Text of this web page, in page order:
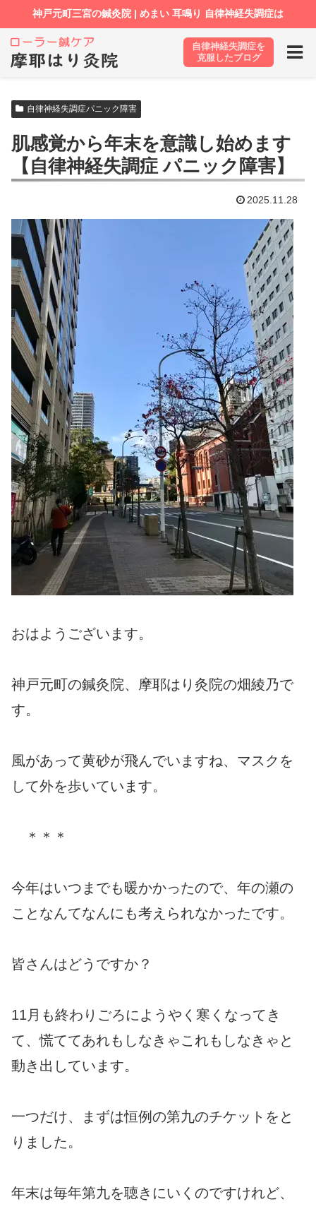
ホーム ブログ 自律神経失調症パニック障害
自律神経失調症パニック障害
肌感覚から年末を意識し始めます
【自律神経失調症 パニック障害】
2025.11.28
おはようございます。
神戸元町の鍼灸院、摩耶はり灸院の畑綾乃で
す。
風があって黄砂が飛んでいますね、マスクを
して外を歩いています。
＊＊＊
今年はいつまでも暖かかったので、年の瀬の
ことなんてなんにも考えられなかったです。
皆さんはどうですか？
11月も終わりごろにようやく寒くなってき
て、慌ててあれもしなきゃこれもしなきゃと
動き出しています。
一つだけ、まずは恒例の第九のチケットをと
りました。
年末は毎年第九を聴きにいくのですけれど、
自律神経失調症を
克服したブログ